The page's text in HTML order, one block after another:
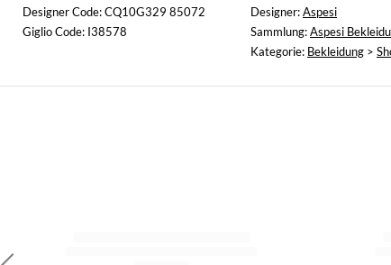
Designer Code: CQ10G329 85072
Giglio Code: I38578
Designer:Aspesi
Sammlung:Aspesi
Kategorie: Bekleidung >